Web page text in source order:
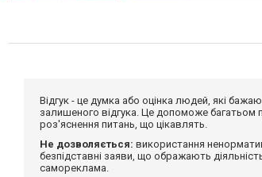
Відгук - це думка або оцінка людей, які
залишеного відгука. Це допоможе багатьом
роз'яснення питань, що цікавлять.
Не дозволяється: використання
безпідставні заяви, що ображають
самореклама.